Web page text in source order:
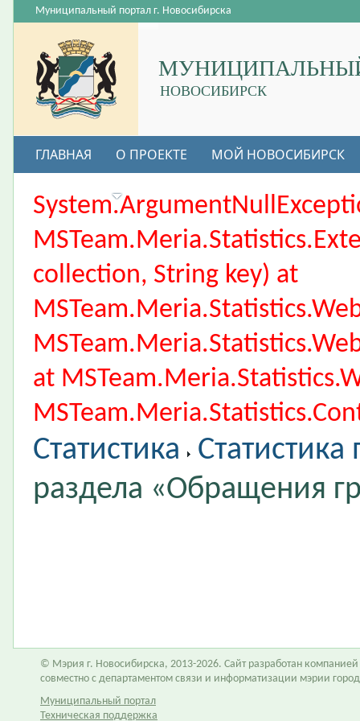
НОВОСИБИРСК
Муниципальный портал г. Новосибирска
ГЛАВНАЯ О ПРОЕКТЕ МОЙ НОВОСИБИРСК
ВАКАНСИИ
collection, String key) at
at
Статистика
раздела «Обращения
© Мэрия г. Новосибирска, 2013-2026. Сайт разработан компанией
совместно с департаментом связи и информатизации мэрии
Муниципальный портал
Техническая поддержка